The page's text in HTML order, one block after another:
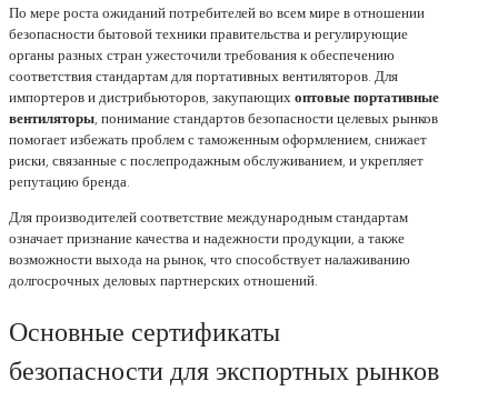
По мере роста ожиданий потребителей во всем мире в отношении
безопасности бытовой техники правительства и регулирующие
органы разных стран ужесточили требования к обеспечению
соответствия стандартам для портативных вентиляторов. Для
импортеров и дистрибьюторов, закупающихоптовые портативные
вентиляторы, понимание стандартов безопасности целевых рынков
помогает избежать проблем с таможенным оформлением, снижает
риски, связанные с послепродажным обслуживанием, и укрепляет
репутацию бренда.
Для производителей соответствие международным стандартам
означает признание качества и надежности продукции, а также
возможности выхода на рынок, что способствует налаживанию
долгосрочных деловых партнерских отношений.
Основные сертификаты
безопасности для экспортных рынков